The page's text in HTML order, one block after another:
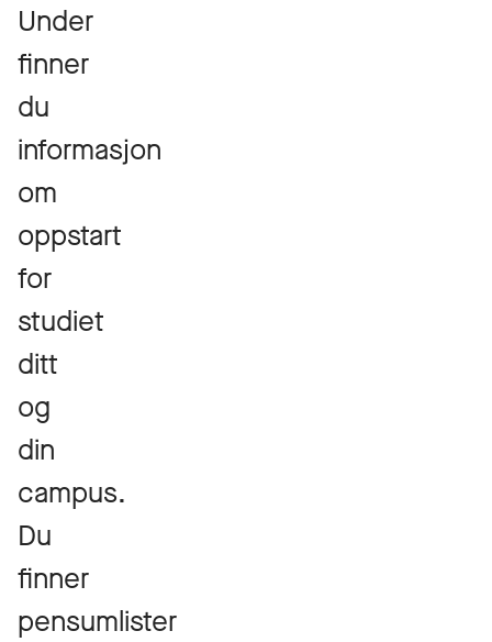
Under
finner
du
informasjon
om
oppstart
for
studiet
ditt
og
din
campus.
Du
finner
pensumlister